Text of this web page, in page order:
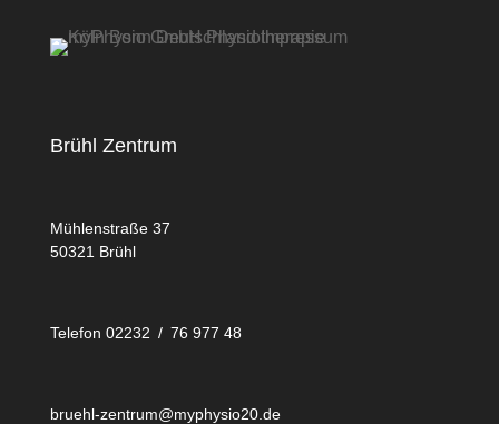
Brühl Zentrum
Mühlenstraße 37
50321 Brühl
Telefon 02232 / 76 977 48
bruehl-zentrum@myphysio20.de